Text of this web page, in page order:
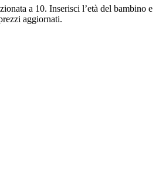
a 10. Inserisci l’età del bambino e
aggiornati.